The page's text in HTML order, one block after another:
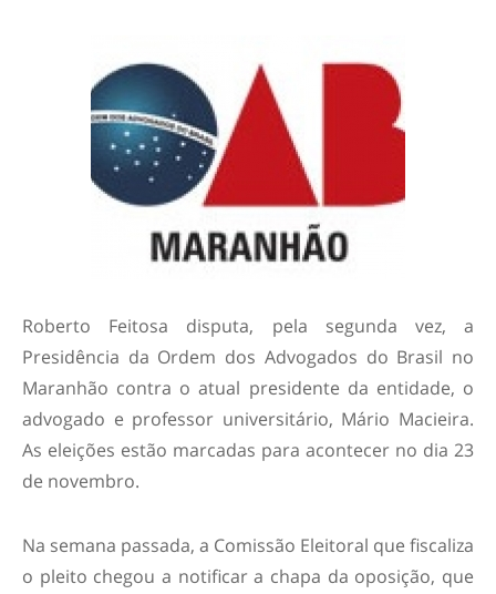
Roberto Feitosa disputa, pela segunda vez, a
Presidência da Ordem dos Advogados do Brasil no
Maranhão contra o atual presidente da entidade, o
advogado e professor universitário, Mário Macieira.
As eleições estão marcadas para acontecer no dia 23
de novembro.
Na semana passada, a Comissão Eleitoral que fiscaliza
o pleito chegou a notificar a chapa da oposição, que